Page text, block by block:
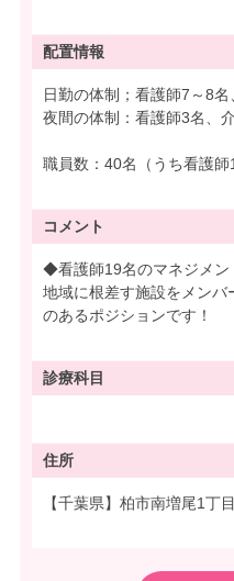
配置情報
日勤の体制；看護師7～8
夜間の体制：看護師3名、
職員数：40名（うち看護師
コメント
◆看護師19名のマネジメン
地域に根差す施設をメン
のあるポジションです！
診療科目
住所
【千葉県】柏市南増尾1丁